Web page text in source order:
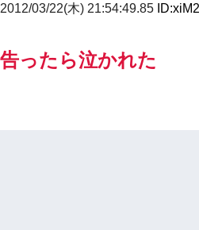
2012/03/22(木) 21:54:49.85 ID:
告ったら泣かれた